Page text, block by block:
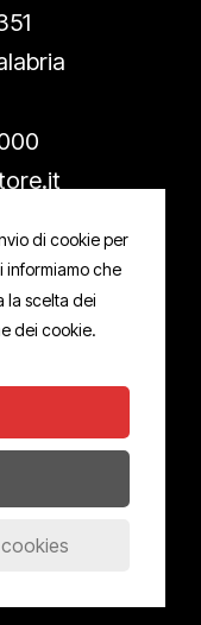
s.r.l.
di cookie per
informiamo che
la scelta dei
dei cookie.